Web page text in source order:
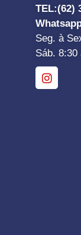
TEL:(62)
Seg. à
Sáb. 8:30